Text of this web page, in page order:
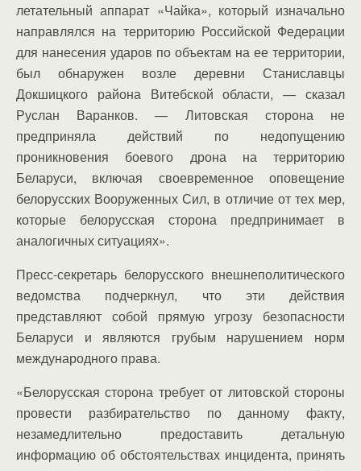
летательный аппарат «Чайка», который изначально
направлялся на территорию Российской Федерации
для нанесения ударов по объектам на ее территории,
был обнаружен возле деревни Станиславцы
Докшицкого района Витебской области, — сказал
Руслан Варанков. — Литовская сторона не
предприняла действий по недопущению
проникновения боевого дрона на территорию
Беларуси, включая своевременное оповещение
белорусских Вооруженных Сил, в отличие от тех мер,
которые белорусская сторона предпринимает в
аналогичных ситуациях».
Пресс-секретарь белорусского внешнеполитического
ведомства подчеркнул, что эти действия
представляют собой прямую угрозу безопасности
Беларуси и являются грубым нарушением норм
международного права.
«Белорусская сторона требует от литовской стороны
провести разбирательство по данному факту,
незамедлительно предоставить детальную
информацию об обстоятельствах инцидента, принять